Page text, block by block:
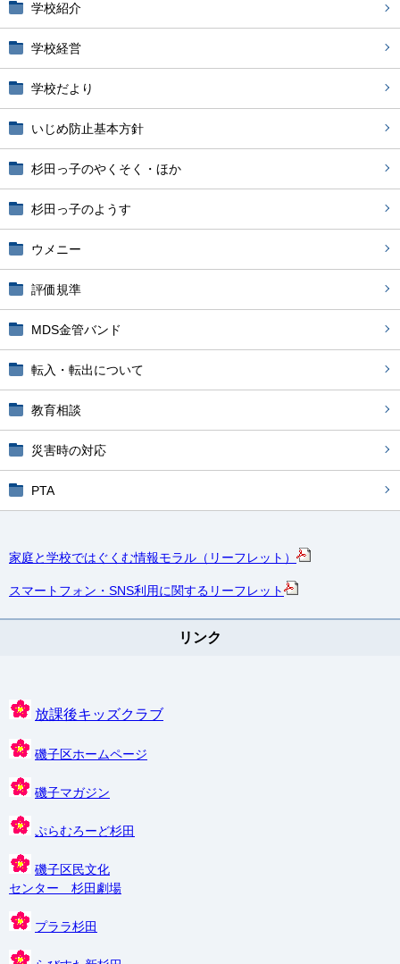
学校紹介
学校経営
学校だより
いじめ防止基本方針
杉田っ子のやくそく・ほか
杉田っ子のようす
ウメニー
評価規準
MDS金管バンド
転入・転出について
教育相談
災害時の対応
PTA
家庭と学校ではぐくむ情報モラル（リーフレット）
スマートフォン・SNS利用に関するリーフレット
リンク
放課後キッズクラブ
磯子区ホームページ
磯子マガジン
ぷらむろーど杉田
磯子区民文化
センター 杉田劇場
プララ杉田